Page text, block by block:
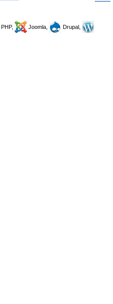
Joomla,
Drupal,